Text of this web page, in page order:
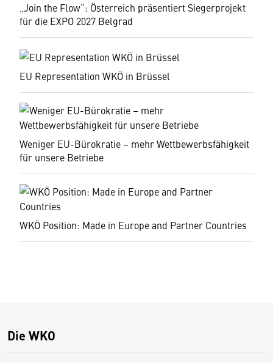
„Join the Flow“: Österreich präsentiert Siegerprojekt
für die EXPO 2027 Belgrad
EU Representation WKÖ in Brüssel
Weniger EU-Bürokratie – mehr Wettbewerbsfähigkeit
für unsere Betriebe
WKÖ Position: Made in Europe and Partner Countries
Die WKO